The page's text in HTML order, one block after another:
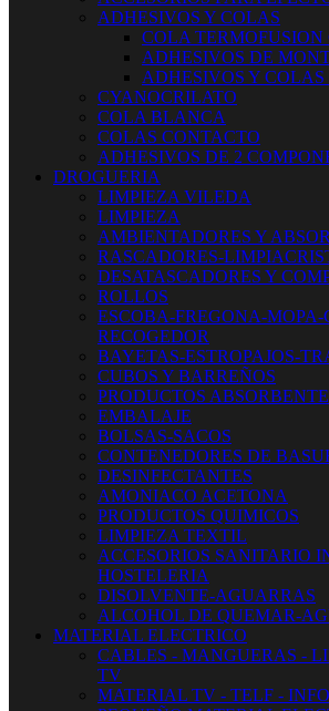
ADHESIVOS Y COLAS
COLA TERMOFUSION
ADHESIVOS DE
ADHESIVOS Y COLAS
CYANOCRILATO
COLA BLANCA
COLAS CONTACTO
ADHESIVOS DE 2
DROGUERIA
LIMPIEZA VILEDA
LIMPIEZA
AMBIENTADORES Y
RASCADORES-
DESATASCADORES Y
ROLLOS
ESCOBA-FREGONA-MOPA-
RECOGEDOR
BAYETAS-ESTROPAJOS-
CUBOS Y BARREÑOS
PRODUCTOS
EMBALAJE
BOLSAS-SACOS
CONTENEDORES DE
DESINFECTANTES
AMONIACO ACETONA
PRODUCTOS QUIMICOS
LIMPIEZA TEXTIL
ACCESORIOS SANITARIO
HOSTELERIA
DISOLVENTE-AGUARRAS
ALCOHOL DE QUEMAR-
MATERIAL ELECTRICO
CABLES - MANGUERAS -
TV
MATERIAL TV - TELF -